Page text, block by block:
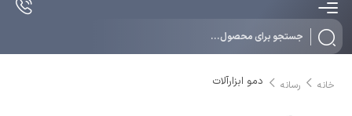
خانه رسانه دمو ابزارآلات